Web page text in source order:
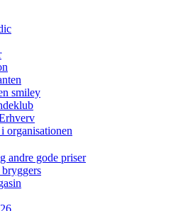
smiley
organisationen
andre gode priser